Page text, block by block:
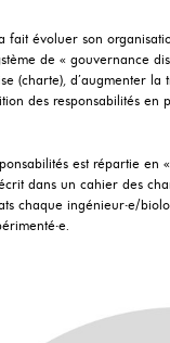
a fait évoluer son
de « gouvernance
(charte), d’augmenter
des responsabilités en
est répartie
dans un cahier des
chaque ingénieur·e/